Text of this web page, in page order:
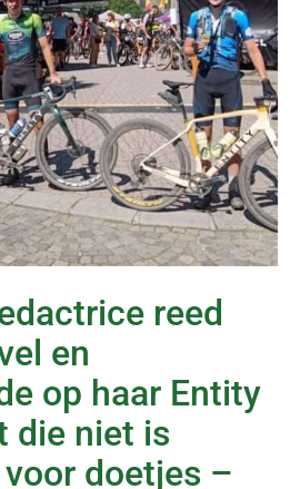
reed
en
op haar Entity
die niet is
doetjes –